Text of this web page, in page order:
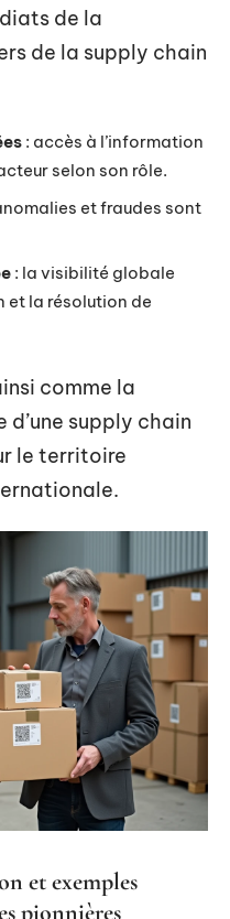
de la
de la supply chain
: accès à l’information
selon son rôle.
et fraudes sont
: la visibilité globale
et la résolution de
comme la
supply chain
le territoire
et exemples
pionnières